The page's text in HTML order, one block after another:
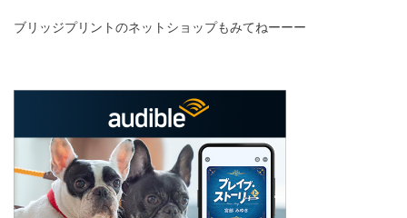
ブリッジプリントのネットショップもみてねーーー